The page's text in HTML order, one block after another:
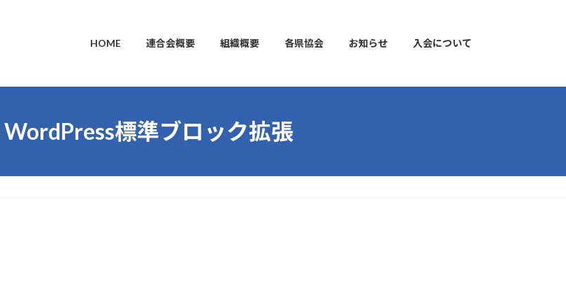
HOME 連合会概要 組織概要 各県協会 お知らせ 入会について
標準ブロック拡張